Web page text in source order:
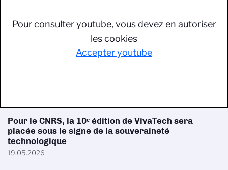
Pour consulter youtube, vous devez en autoriser
les cookies
Accepter youtube
Pour le CNRS, la 10ᵉ édition de VivaTech sera
placée sous le signe de la souveraineté
technologique
19.05.2026